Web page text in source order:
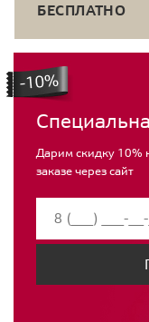
БЕСПЛАТНО
Дарим скидку 10%
заказе через сайт